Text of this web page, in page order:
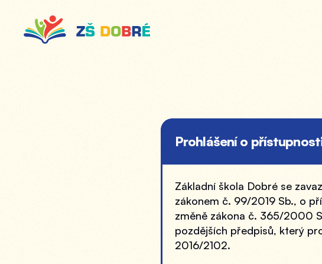
Prohlášení o
Základní škola Dobré se
zákonem č. 99/2019 Sb., o
změně zákona č. 365/2000
pozdějších předpisů, který
2016/2102.